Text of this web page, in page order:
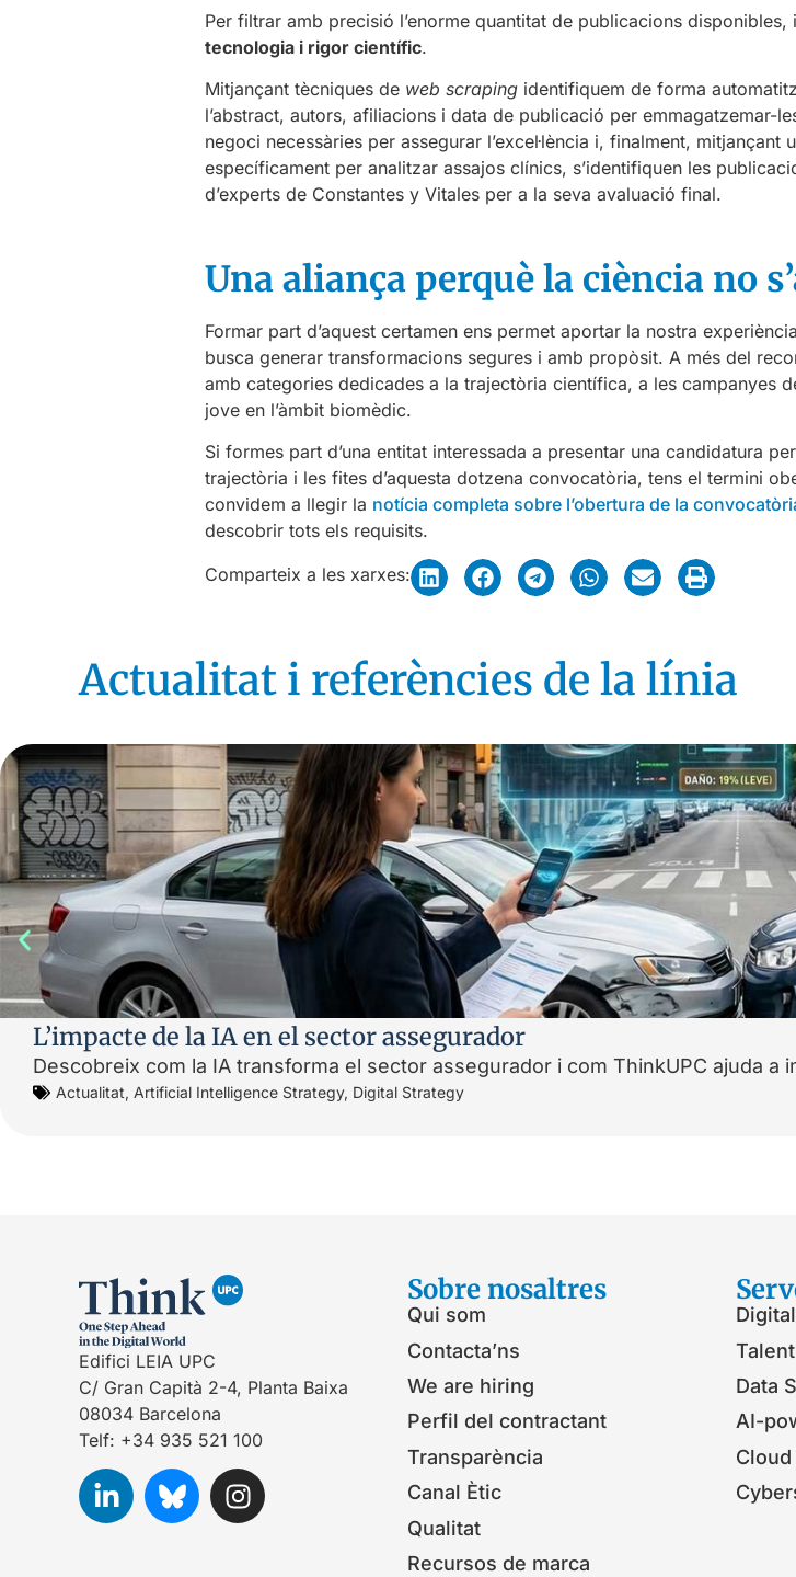
Per filtrar amb precisió l’enorme quantitat de publicacions
tecnologia i rigor científic.
Mitjançant tècniques de web scraping identifiquem de forma
l’abstract, autors, afiliacions i data de publicació per emmagatzemar-
negoci necessàries per assegurar l’excel·lència i, finalment, mitjançant
específicament per analitzar assajos clínics, s’identifiquen les
d’experts de Constantes y Vitales per a la seva avaluació final.
Una aliança perquè la ciència no
Formar part d’aquest certamen ens permet aportar la nostra
busca generar transformacions segures i amb propòsit. A més del
amb categories dedicades a la trajectòria científica, a les campanyes
jove en l’àmbit biomèdic.
Si formes part d’una entitat interessada a presentar una candidatura
trajectòria i les fites d’aquesta dotzena convocatòria, tens el termini
convidem a llegir la notícia completa sobre l’obertura de la
descobrir tots els requisits.
Comparteix a les xarxes:
Actualitat i referències de la línia
L’impacte de la IA en el sector assegurador
Descobreix com la IA transforma el sector assegurador i com ThinkUPC ajuda
Actualitat, Artificial Intelligence Strategy, Digital Strategy
Edifici LEIA UPC
C/ Gran Capità 2-4, Planta Baixa
08034 Barcelona
Telf: +34 935 521 100
Sobre nosaltres
Qui som
Contacta’ns
We are hiring
Perfil del contractant
Transparència
Canal Ètic
Qualitat
Recursos de marca
Data
AI-